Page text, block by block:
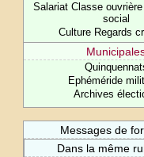
Salariat Classe
social
Culture Regards
Ephéméride
Archives
Messages de
Dans la même